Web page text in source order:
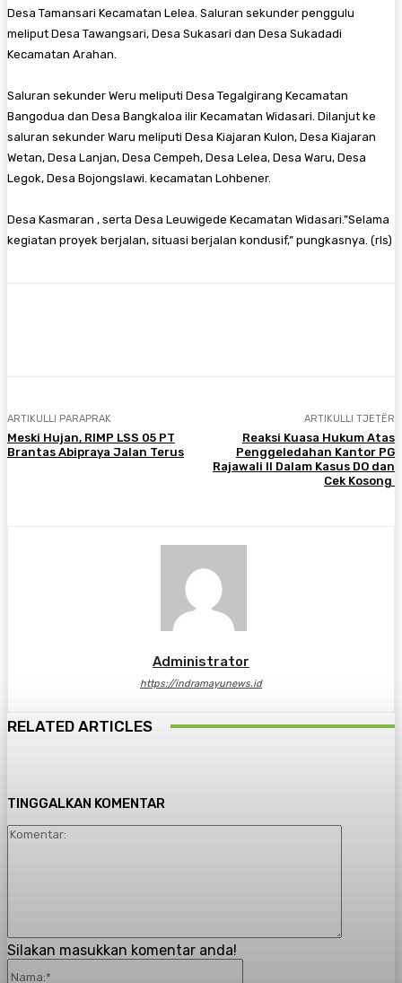
Desa Tamansari Kecamatan Lelea. Saluran sekunder penggulu
meliput Desa Tawangsari, Desa Sukasari dan Desa Sukadadi
Kecamatan Arahan.
Saluran sekunder Weru meliputi Desa Tegalgirang Kecamatan
Bangodua dan Desa Bangkaloa ilir Kecamatan Widasari. Dilanjut ke
saluran sekunder Waru meliputi Desa Kiajaran Kulon, Desa Kiajaran
Wetan, Desa Lanjan, Desa Cempeh, Desa Lelea, Desa Waru, Desa
Legok, Desa Bojongslawi. kecamatan Lohbener.
Desa Kasmaran , serta Desa Leuwigede Kecamatan Widasari.”Selama
kegiatan proyek berjalan, situasi berjalan kondusif,” pungkasnya. (rls)
ARTIKULLI PARAPRAK
Meski Hujan, RIMP LSS 05 PT
Brantas Abipraya Jalan Terus
ARTIKULLI TJETËR
Reaksi Kuasa Hukum Atas
Penggeledahan Kantor PG
Rajawali II Dalam Kasus DO dan
Cek Kosong
Administrator
https://indramayunews.id
RELATED ARTICLES
TINGGALKAN KOMENTAR
Silakan masukkan komentar anda!